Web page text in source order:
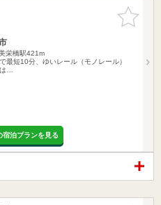
お気に入
りに追加
栄橋駅421m
最短10分、ゆいレール（モノレール）
…
宿泊プランを見る